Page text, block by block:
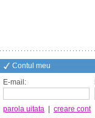
Contul meu
E-mail:
parola uitata creare cont